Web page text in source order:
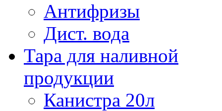
Антифризы
Дист. вода
Тара для наливной
продукции
Канистра 20л